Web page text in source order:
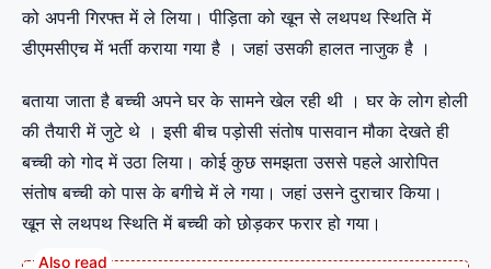
को अपनी गिरफ्त में ले लिया। पीड़िता को खून से लथपथ स्थिति में
डीएमसीएच में भर्ती कराया गया है । जहां उसकी हालत नाजुक है ।
बताया जाता है बच्ची अपने घर के सामने खेल रही थी । घर के लोग होली
की तैयारी में जुटे थे । इसी बीच पड़ोसी संतोष पासवान मौका देखते ही
बच्ची को गोद में उठा लिया। कोई कुछ समझता उससे पहले आरोपित
संतोष बच्ची को पास के बगीचे में ले गया। जहां उसने दुराचार किया।
खून से लथपथ स्थिति में बच्ची को छोड़कर फरार हो गया।